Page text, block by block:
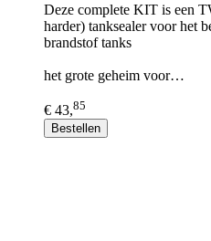
Deze complete KIT is een
harder) tanksealer voor het
brandstof tanks
het grote geheim voor…
€ 43,85
Bestellen